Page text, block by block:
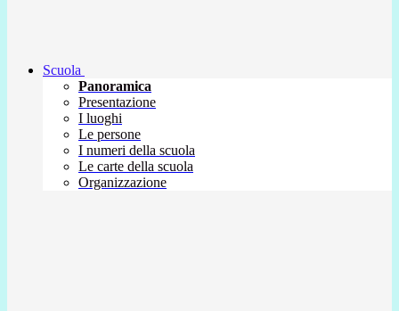
Scuola
Panoramica
Presentazione
I luoghi
Le persone
I numeri della scuola
Le carte della scuola
Organizzazione